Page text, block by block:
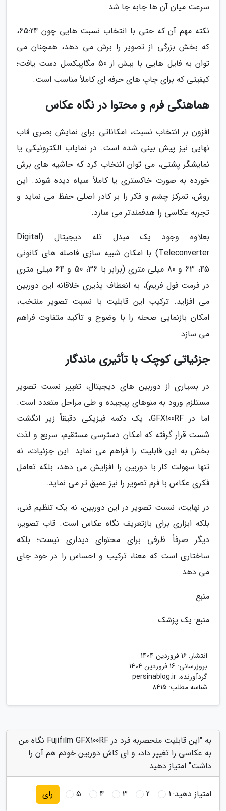
سرعت میان آن ها جابه جا شد.
نکته مهم آن که حتی با انتخاب نسبت هایی چون 65:24،
که بخش بزرگی از تصویر را برش می دهد، همچنان می
توان به فایل هایی با بیش از 50 مگاپیکسل دست یافت؛
کیفیتی که برای چاپ های حرفه ای کاملاً مناسب است.
هماهنگی فرم و محتوا در نگاه عکاس
افزون بر انتخاب نسبت، امکاناتی برای نمایش بصری قاب
نهایی نیز پیش بینی شده است. در نمایاب الکترونیکی یا
نمایشگر پشتی، می توان انتخاب کرد که حاشیه های برش
خورده به صورت خاکستری یا کاملاً سیاه دیده شوند. این
روش، تمرکز چشم و فکر را بر کادر اصلی حفظ می نماید و
تجربه عکاسی را هدفمندتر می سازد.
بعلاوه وجود یک مبدل تله دیجیتال (Digital
Teleconverter) با امکان شبیه سازی فاصله های کانونی
45، 63 و 80 میلی متری (برابر با 36، 50 و 64 میلی متری
در فرمت فول فریم)، به انعطاف پذیری خلاقانه این دوربین
می افزاید. ترکیب این قابلیت با نسبت تصویر منتخب،
امکان بازنمایی صحنه را با وضوح و تأکید متفاوت فراهم
می سازد.
جزئیاتی کوچک با تأثیری ماندگار
در بسیاری از دوربین های دیجیتال، تغییر نسبت تصویر
مستلزم ورود به منوهای پیچیده و طی مراحل متعدد است.
اما در GFX100RF، یک دکمه فیزیکی دقیقاً زیر انگشت
شست قرار گرفته که امکان دسترسی مستقیم، سریع و لذت
بخش به این قابلیت را فراهم می نماید. این جزئیات، نه
تنها سهولت کار با دوربین را افزایش می دهد، بلکه تعامل
فکری عکاس با فرم تصویر را نیز عمیق تر می نماید.
در نهایت، نسبت تصویر در این دوربین، نه یک تنظیم فنی،
بلکه ابزاری برای بازتعریف نگاه عکاس است. قاب تصویر،
دیگر صرفاً ظرفی برای محتوای دیداری نیست؛ بلکه
ساختاری است که معنا، ترکیب و احساس را در خود جای
می دهد.
منبع
منبع: یک پزشک
انتشار: 16 فروردین 1404
بروزرسانی: 16 فروردین 1404
گردآورنده: persinablog.ir
شناسه مطلب: 8415
به "این قابلیت منحصربه فرد در Fujifilm GFX100RF نگاه من
به عکاسی را تغییر داد، و ای کاش دوربین خودم هم آن را
داشت" امتیاز دهید
امتیاز دهید:1
2
3
4
5 رای